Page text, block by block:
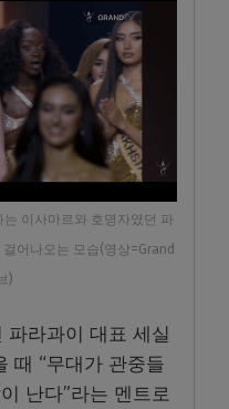
이사마르와 호명자였던 파
어나오는 모습(영상=Grand
)
파라과이 대표 세실
때 “무대가 관중들
난다”라는 멘트로